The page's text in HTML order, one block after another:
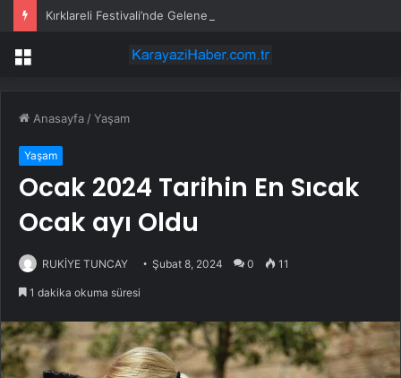
Kırklareli Festivali’nde Geleneksel Defile
Menü
Anasayfa /Yaşam
Yaşam
Ocak 2024 Tarihin En Sıcak
Ocak ayı Oldu
RUKİYE TUNCAY Şubat 8, 2024 0 11
1 dakika okuma süresi